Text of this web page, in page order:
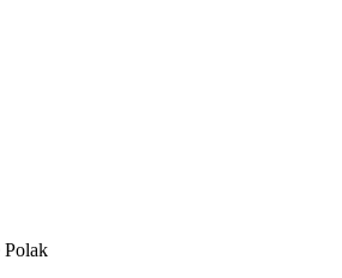
Polak